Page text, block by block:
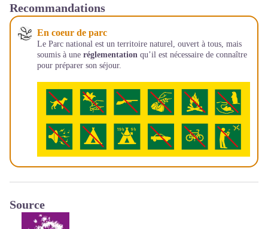
Recommandations
En coeur de parc
Le Parc national est un territoire naturel, ouvert à tous, mais
soumis à une réglementation qu’il est nécessaire de connaître
pour préparer son séjour.
Source